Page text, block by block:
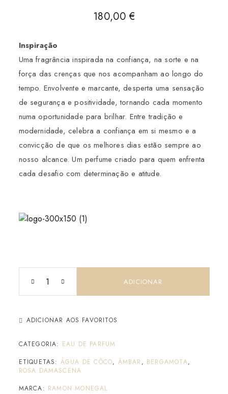
180,00€
Inspiração
Uma fragrância inspirada na confiança, na sorte e na
força das crenças que nos acompanham ao longo do
tempo. Envolvente e marcante, desperta uma sensação
de segurança e positividade, tornando cada momento
numa oportunidade para brilhar. Entre tradição e
modernidade, celebra a confiança em si mesmo e a
convicção de que os melhores dias estão sempre ao
nosso alcance. Um perfume criado para quem enfrenta
cada desafio com determinação e atitude.
ADICIONAR
ADICIONAR AOS FAVORITOS
CATEGORIA: EAU DE PARFUM
ETIQUETAS: ÁGUA DE CÔCO, ÂMBAR , BERGAMOTA,
ROSA DAMASCENA
MARCA: RAMON MONEGAL